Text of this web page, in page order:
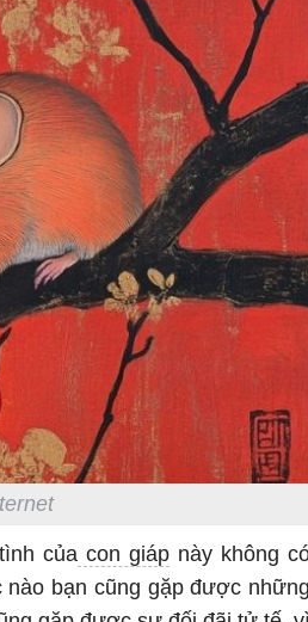
của con giáp này không
bạn cũng gặp được những